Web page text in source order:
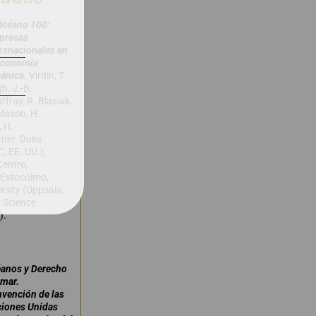
100:
en
Virdin, T.
J.-B.
R. Blasiak,
H.
Duke
EE. UU.),
(Uppsala,
Science
y Derecho
de las
Unidas